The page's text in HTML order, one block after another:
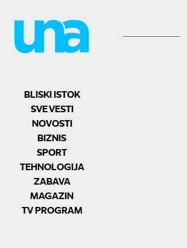
BLISKI ISTOK
SVE VESTI
NOVOSTI
BIZNIS
SPORT
TEHNOLOGIJA
ZABAVA
MAGAZIN
TV PROGRAM